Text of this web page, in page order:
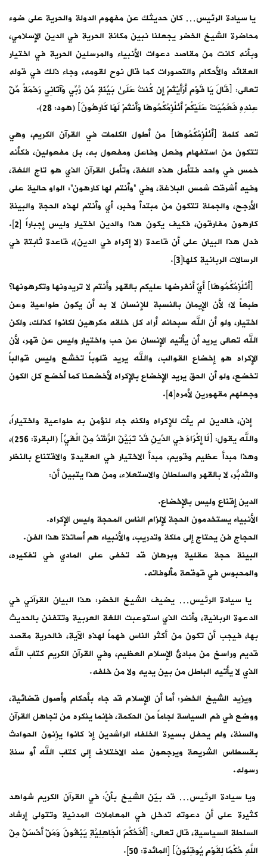
يا سيادة الرئيس… كان حديثك عن مفهوم الدولة والحرية على ضوء
محاضرة الشيخ الخضر يجعلنا نبين مكانة الحرية في الدين الإسلامي،
وبأنه كانت من مقاصد دعوات الأنبياء والمرسلين الحرية في اختيار
العقائد والأحكام والتصورات كما قال نوح لقومه، وجاء ذلك في قوله
تعالى: ﴿قَالَ يَا قَوْمِ أَرَأَيْتُمْ إِن كُنتُ عَلَىٰ بَيِّنَةٍ مِّن رَّبِّي وَآتَانِي رَحْمَةً مِّنْ
عِندِهِ فَعُمِّيَتْ عَلَيْكُمْ أَنُلْزِمُكُمُوهَا وَأَنتُمْ لَهَا كَارِهُونَ﴾ (هود: 28).
تعد كلمة ﴿أَنُلْزِمُكُمُوهَا﴾ من أطول الكلمات في القرآن الكريم، وهي
تتكون من استفهام وفعل وفاعل ومفعول به، بل مفعولين، فكأنه
خمس في واحد فتأمل هذه اللغة، وتأمل القرآن الذي هو تاج اللغة،
وفيه أشرقت شمس البلاغة، وفي “وأنتم لها كارهون”: الواو حالية على
الأرجح، والجملة تتكون من مبتدأ وخبر، أي وأنتم لهذه الحجة والبينة
كارهون مفارقون، فكيف يكون هذا والدين اختيار وليس إجباراً [2].
فدل هذا البيان على أن قاعدة (لا إكراه في الدين)، قاعدة ثابتة في
الرسالات الربانية كلها[3].
﴿أَنُلْزِمُكُمُوهَا﴾ أيّ أنفرضها عليكم بالقهر وأنتم لا تريدونها وتكرهونها؟
طبعاً لا؛ لأن الإيمان بالنسبة للإنسان لا بد أن يكون طواعية وعن
اختيار، ولو أن الله سبحانه أراد كل خلقه مكرهين لكانوا كذلك، ولكن
الله تعالى يريد أن يأتيه الإنسان عن حب واختيار وليس عن قهر، لأن
الإكراه هو إخضاع القوالب، والله يريد قلوباً تخشع وليس قوالباً
تخضع، ولو أن الحق يريد الإخضاع بالإكراه لأخضعنا كما أخضع كل الكون
وجعلهم مقهورين لأمره[4].
إذن، فالدين لم يأت للإكراه ولكنه جاء لنؤمن به طواعية واختياراً،
والله يقول: ﴿لَا إِكْرَاهَ فِي الدِّينِ قَدْ تَبَيَّنَ الرُّشْدُ مِنَ الْغَيِّ﴾ (البقرة: 256)،
وهذا مبدأ عظيم وقويم، مبدأ الاختيار في العقيدة والاقتناع بالنظر
والتَّدبُّر، لا بالقهر والسلطان والاستعلاء، ومن هذا يتبين أن:
الدين إقناع وليس بالإخضاع.
الأنبياء يستخدمون الحجة لإلزام الناس المحجة وليس الإكراه.
الحجاج فن يحتاج إلى ملكة وتدريب، والأنبياء هم أساتذة هذا الفن.
البينة حجة عقلية وبرهان قد تخفى على المادي في تفكيره،
والمحبوس في قوقعة مألوفاته.
يا سيادة الرئيس… يضيف الشيخ الخضر: هذا البيان القرآني في
الدعوة الربانية، وأنت الذي استوعبت اللغة العربية وتتفنن بالحديث
بها، فيجب أن تكون من أكثر الناس فهماً لهذه الآية، فالحرية مقصد
قديم وراسخ من مبادئ الإسلام العظيم، وفي القرآن الكريم كتاب الله
الذي لا يأتيه الباطل من بين يديه ولا من خلفه.
ويزيد الشيخ الخضر: أما أن الإسلام قد جاء بأحكام وأصول قضائية،
ووضع في فم السياسة لجاماً من الحكمة، فإنما ينكره من تجاهل القرآن
والسنة، ولم يحفل بسيرة الخلفاء الراشدين إذ كانوا يزِنون الحوادث
بقسطاس الشريعة ويرجعون عند الاختلاف إلى كتاب الله أو سنة
رسوله.
ويا سيادة الرئيس… قد بيّن الشيخ بأنّ: في القرآن الكريم شواهد
كثيرة على أن دعوته تدخل في المعاملات المدنية وتتولى إرشاد
السلطة السياسية، قال تعالى: ﴿أَفَحُكْمَ الْجَاهِلِيَّةِ يَبْغُونَ وَمَنْ أَحْسَنُ مِنَ
اللَّهِ حُكْمًا لِقَوْمٍ يُوقِنُونَ﴾ [المائدة: 50].